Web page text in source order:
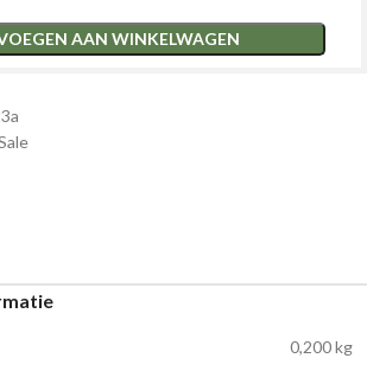
AAN WINKELWAGEN
0,200 kg